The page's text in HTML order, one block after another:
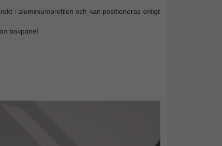
i aluminiumprofilen och kan positioneras enligt
bakpanel